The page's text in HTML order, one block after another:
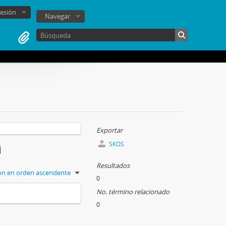
Navegar
en orden ascendente
Exportar
SKOS
Resultados
0
No. término relacionado
0